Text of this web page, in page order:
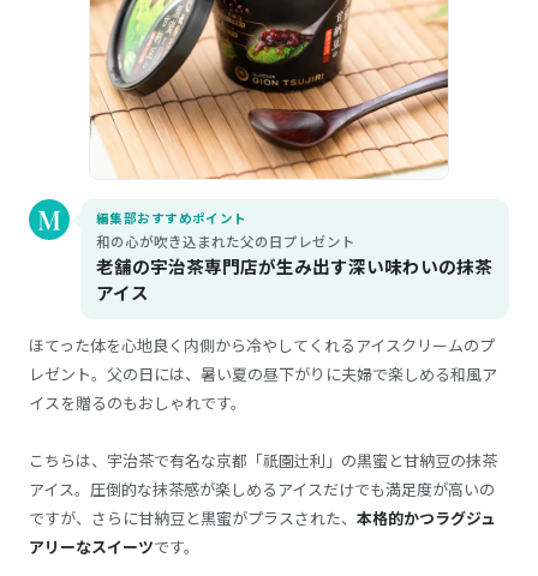
編集部おすすめポイント
和の心が吹き込まれた父の日プレゼント
老舗の宇治茶専門店が生み出す深い味わいの抹茶
アイス
ほてった体を心地良く内側から冷やしてくれるアイスクリームのプ
レゼント。父の日には、暑い夏の昼下がりに夫婦で楽しめる和風ア
イスを贈るのもおしゃれです。
こちらは、宇治茶で有名な京都「祇園辻利」の黒蜜と甘納豆の抹茶
アイス。圧倒的な抹茶感が楽しめるアイスだけでも満足度が高いの
ですが、さらに甘納豆と黒蜜がプラスされた、 本格的かつラグジュ
アリーなスイーツです。